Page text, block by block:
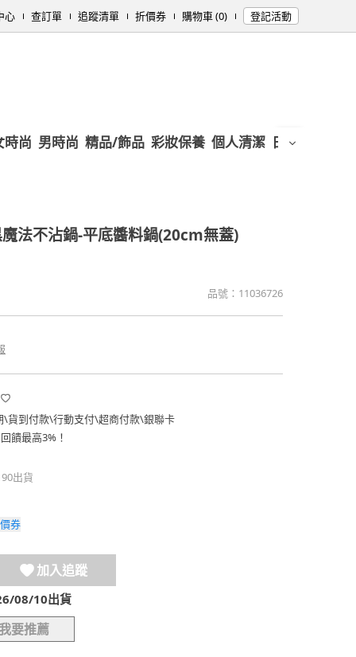
心 查訂單 追蹤清單 折價券 購物車 (0) 登記活動
時尚 男時尚 精品/飾品 彩妝保養 個人清潔 日用/紙品
法不沾鍋-平底醬料鍋(20cm無蓋)
品號： 11036726
\貨到付款\行動支付\超商付款\銀聯卡
饋最高3%！
出貨
券
加入追蹤
08/10出貨
我要推薦